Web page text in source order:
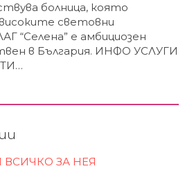
болница, която
световни
“Селена” е амбициозен
в България. ИНФО УСЛУГИ
ЗА НЕЯ